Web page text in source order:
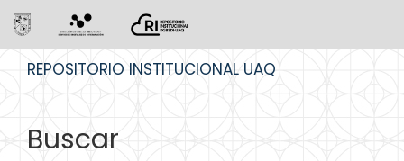
REPOSITORIO INSTITUCIONAL UAQ
Buscar